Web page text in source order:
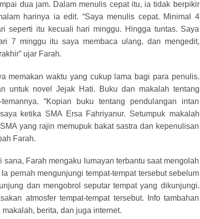
dua jam. Dalam menulis cepat itu, ia tidak berpikir
harinya ia edit. “Saya menulis cepat. Minimal 4
seperti itu kecuali hari minggu. Hingga tuntas. Saya
7 minggu itu saya membaca ulang, dan mengedit,
ujar Farah.
memakan waktu yang cukup lama bagi para penulis.
untuk novel Jejak Hati. Buku dan makalah tentang
“Kopian buku tentang pendulangan intan
ketika SMA Ersa Fahriyanur. Setumpuk makalah
yang rajin memupuk bakat sastra dan kepenulisan
Farah.
Farah mengaku lumayan terbantu saat mengolah
pernah mengunjungi tempat-tempat tersebut sebelum
dan mengobrol seputar tempat yang dikunjungi.
atmosfer tempat-tempat tersebut. Info tambahan
berita, dan juga internet.